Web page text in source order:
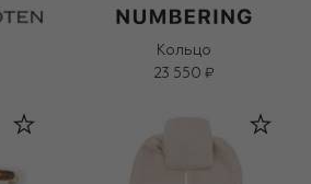
Кольцо
23 550 ₽